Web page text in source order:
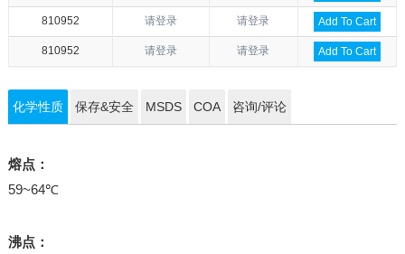
810952 请登录 请登录 Add To Cart
810952 请登录 请登录 Add To Cart
化学性质 保存&安全 MSDS COA 咨询/评论
熔点：
59~64℃
沸点：